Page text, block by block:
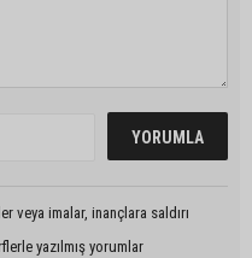
veya imalar, inançlara saldırı
yazılmış yorumlar